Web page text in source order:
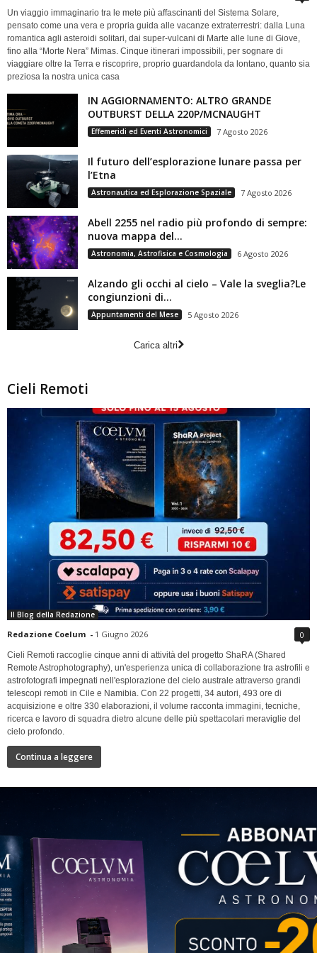
Un viaggio immaginario tra le mete più affascinanti del Sistema Solare,
pensato come una vera e propria guida alle vacanze extraterrestri: dalla Luna
romantica agli asteroidi solitari, dai super-vulcani di Marte alle lune di Giove,
fino alla “Morte Nera” Mimas. Cinque itinerari impossibili, per sognare di
viaggiare oltre la Terra e riscoprire, proprio guardandola da lontano, quanto sia
preziosa la nostra unica casa
IN AGGIORNAMENTO: ALTRO GRANDE
OUTBURST DELLA 220P/MCNAUGHT
Effemeridi ed Eventi Astronomici 7 Agosto 2026
Il futuro dell’esplorazione lunare passa per
l’Etna
Astronautica ed Esplorazione Spaziale 7 Agosto 2026
Abell 2255 nel radio più profondo di sempre:
nuova mappa del...
Astronomia, Astrofisica e Cosmologia 6 Agosto 2026
Alzando gli occhi al cielo – Vale la sveglia?Le
congiunzioni di...
Appuntamenti del Mese 5 Agosto 2026
Carica altri
Cieli Remoti
Il Blog della Redazione
Redazione Coelum - 1 Giugno 2026 0
Cieli Remoti raccoglie cinque anni di attività del progetto ShaRA (Shared
Remote Astrophotography), un'esperienza unica di collaborazione tra astrofili e
astrofotografi impegnati nell'esplorazione del cielo australe attraverso grandi
telescopi remoti in Cile e Namibia. Con 22 progetti, 34 autori, 493 ore di
acquisizione e oltre 330 elaborazioni, il volume racconta immagini, tecniche,
ricerca e lavoro di squadra dietro alcune delle più spettacolari meraviglie del
cielo profondo.
Continua a leggere